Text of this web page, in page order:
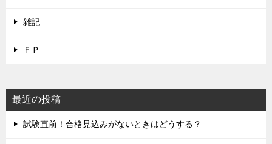
雑記
ＦＰ
最近の投稿
試験直前！合格見込みがないときはどうする？